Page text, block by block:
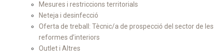
Mesures i restriccions territorials
Neteja i desinfecció
Oferta de treball: Tècnic/a de prospecció del sector de les
reformes d’interiors
Outlet i Altres